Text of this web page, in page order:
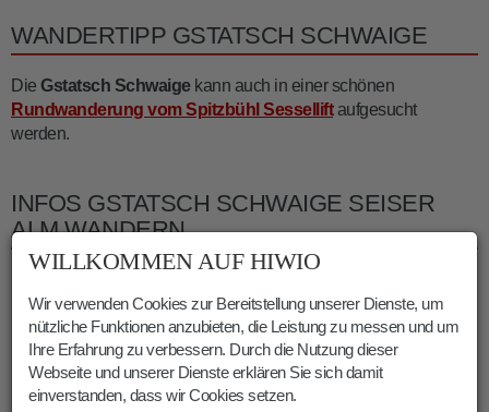
WANDERTIPP GSTATSCH SCHWAIGE
Die Gstatsch Schwaigekann auch in einer schönen
Rundwanderung vom Spitzbühl Sesselliftaufgesucht
werden.
INFOS GSTATSCH SCHWAIGE SEISER
ALM WANDERN
Dauer:
02:10 h
Länge:
7.6 km
Höhenmeter:
250 m
Min. Höhe:
1835 m
Max. Höhe:
1959 m
WILLKOMMEN AUF HIWIO
Wir verwenden Cookies zur Bereitstellung unserer Dienste, um
nützliche Funktionen anzubieten, die Leistung zu messen und um
Ihre Erfahrung zu verbessern. Durch die Nutzung dieser
Webseite und unserer Dienste erklären Sie sich damit
einverstanden, dass wir Cookies setzen.